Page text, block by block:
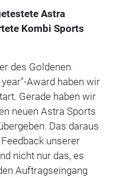
Astra
Kombi Sports
des Goldenen
Award haben wir
Gerade haben wir
neuen Astra Sports
Das daraus
unserer
nicht nur das, es
Auftragseingang